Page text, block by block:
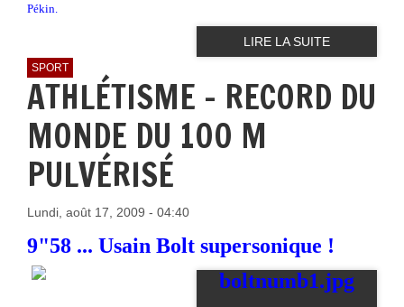
Pékin.
LIRE LA SUITE
SPORT
ATHLÉTISME - RECORD DU
MONDE DU 100 M
PULVÉRISÉ
Lundi, août 17, 2009 - 04:40
9"58 ... Usain Bolt supersonique !